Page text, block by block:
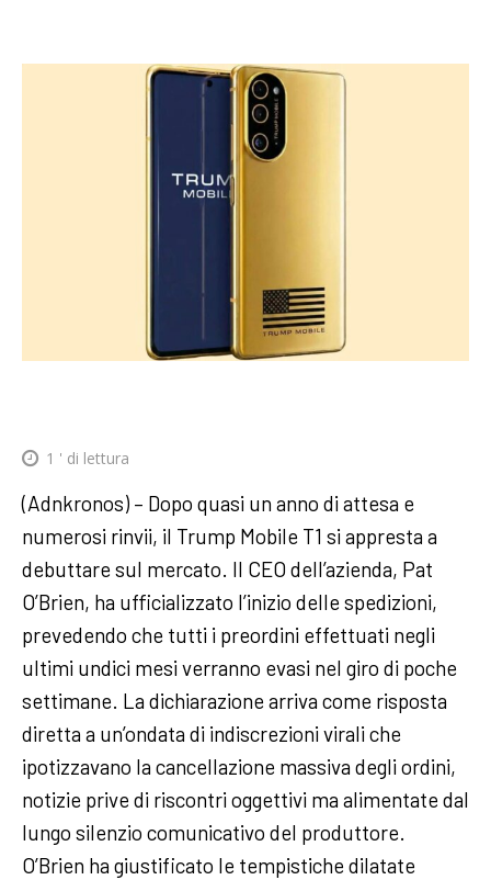
1 ' di lettura
(Adnkronos) – Dopo quasi un anno di attesa e
numerosi rinvii, il Trump Mobile T1 si appresta a
debuttare sul mercato. Il CEO dell’azienda, Pat
O’Brien, ha ufficializzato l’inizio delle spedizioni,
prevedendo che tutti i preordini effettuati negli
ultimi undici mesi verranno evasi nel giro di poche
settimane. La dichiarazione arriva come risposta
diretta a un’ondata di indiscrezioni virali che
ipotizzavano la cancellazione massiva degli ordini,
notizie prive di riscontri oggettivi ma alimentate dal
lungo silenzio comunicativo del produttore.
O’Brien ha giustificato le tempistiche dilatate